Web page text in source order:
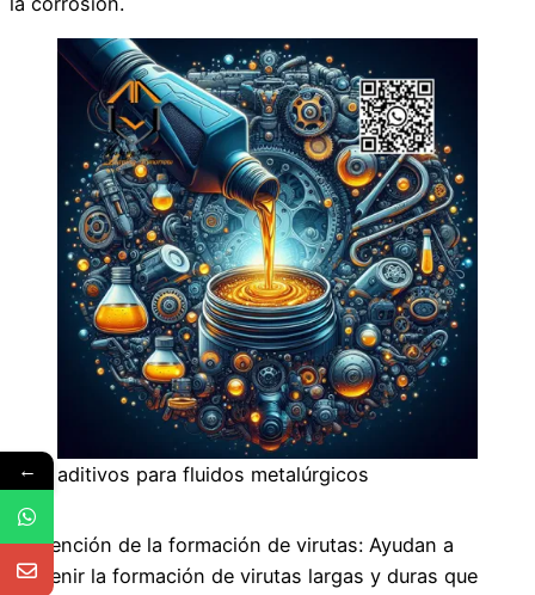
aditivos para fluidos metalúrgicos
Prevención de la formación de virutas: Ayudan a
prevenir la formación de virutas largas y duras que
←